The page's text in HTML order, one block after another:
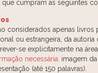
cumpram as seguintes
considerados apenas
ou estrangeira, da
se explicitamente na
necessária: imagem
(até 150 palavras).